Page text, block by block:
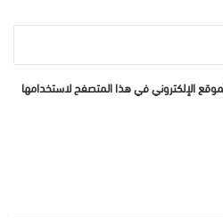
الإلكتروني في هذا المتصفح لاستخدامها